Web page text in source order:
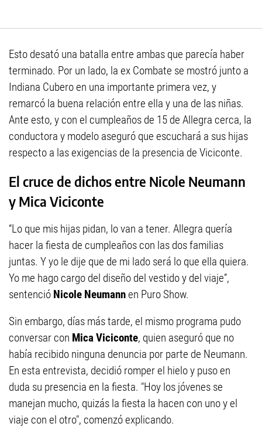
Esto desató una batalla entre ambas que parecía haber
terminado. Por un lado, la ex Combate se mostró junto a
Indiana Cubero en una importante primera vez, y
remarcó la buena relación entre ella y una de las niñas.
Ante esto, y con el cumpleaños de 15 de Allegra cerca, la
conductora y modelo aseguró que escuchará a sus hijas
respecto a las exigencias de la presencia de Viciconte.
El cruce de dichos entre Nicole Neumann
y Mica Viciconte
“Lo que mis hijas pidan, lo van a tener. Allegra quería
hacer la fiesta de cumpleaños con las dos familias
juntas. Y yo le dije que de mi lado será lo que ella quiera.
Yo me hago cargo del diseño del vestido y del viaje”,
sentenció Nicole Neumannen Puro Show.
Sin embargo, días más tarde, el mismo programa pudo
conversar con Mica Viciconte, quien aseguró que no
había recibido ninguna denuncia por parte de Neumann.
En esta entrevista, decidió romper el hielo y puso en
duda su presencia en la fiesta. "Hoy los jóvenes se
manejan mucho, quizás la fiesta la hacen con uno y el
viaje con el otro", comenzó explicando.